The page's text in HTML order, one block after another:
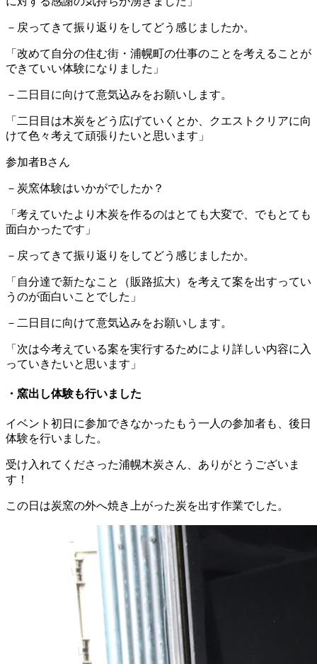
－戻ってきて振り返りをしてどう感じましたか。
「改めて自分の住む街・浦幌町の仕事のことを考えることが
できていい体験になりました」
－二日目に向けて意気込みをお願いします。
「二日目は木炭をどう広げていくとか、クエストクリアに向
けて色々考えて頑張りたいと思います」
参加者Bさん
－炭窯体験はいかがでしたか？
「考えていたより木炭を作るのはとても大変で、でもとても
面白かったです」
－戻ってきて振り返りをしてどう感じましたか。
「自分達で新たなこと（販路拡大）を考えて案を出すってい
うのが面白いことでした」
－二日目に向けて意気込みをお願いします。
「次は今考えている案を実行するためにより詳しい内容に入
っていきたいと思います」
・窯出し体験も行いました
イベント初日に参加できなかったもう一人の参加者も、後日
体験を行いました。
受け入れてくださった浦幌木炭さん、ありがとうございま
す！
この日は炭窯の外へ焼き上がった炭を出す作業でした。